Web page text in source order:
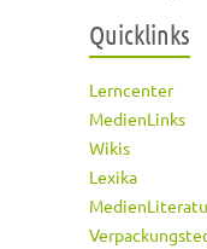
Quicklinks
Lerncenter
MedienLinks
Wikis
Lexika